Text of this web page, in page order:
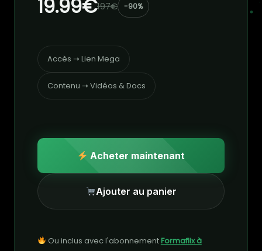
19.99€197€ -90%
Accès ➝ Lien Mega
Contenu ➝ Vidéos & Docs
Acheter maintenant
Ajouter au panier
Ou inclus avec l'abonnementFormaflix à